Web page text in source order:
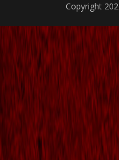
Copyright